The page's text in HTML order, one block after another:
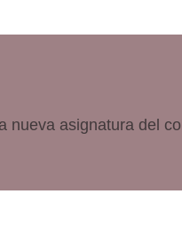
nueva asignatura del